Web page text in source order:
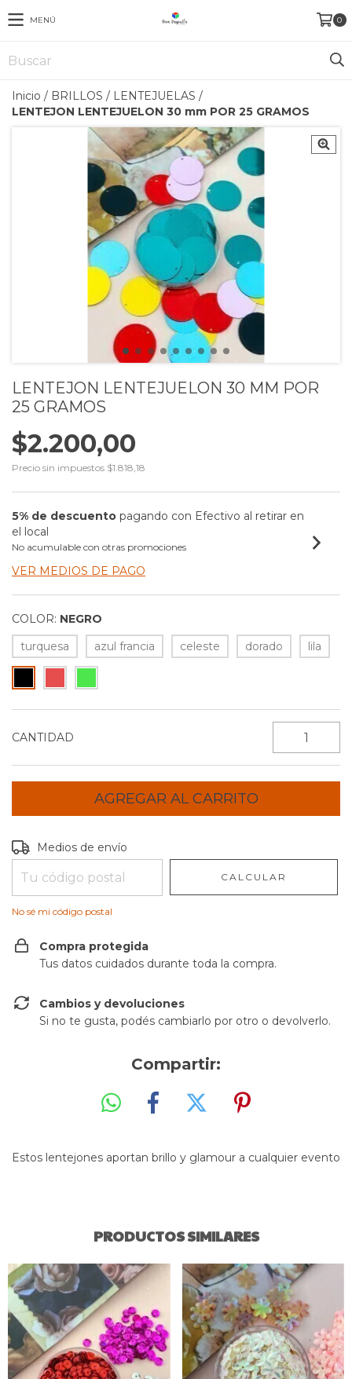
MENÚ 0
Inicio / BRILLOS / LENTEJUELAS /
LENTEJON LENTEJUELON 30 mm POR 25 GRAMOS
LENTEJON LENTEJUELON 30 MM POR
25 GRAMOS
$2.200,00
Precio sin impuestos $1.818,18
5% de descuento pagando con Efectivo al retirar en
el local
No acumulable con otras promociones
VER MEDIOS DE PAGO
COLOR: NEGRO
turquesa
azul francia celeste dorado lila
CANTIDAD
Entregas para el CP:
Medios de envío
CALCULAR
No sé mi código postal
Compra protegida
Tus datos cuidados durante toda la compra.
Cambios y devoluciones
Si no te gusta, podés cambiarlo por otro o devolverlo.
Compartir:
Estos lentejones aportan brillo y glamour a cualquier evento
PRODUCTOS SIMILARES